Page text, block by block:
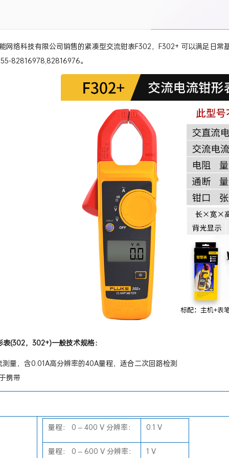
网络科技有限公司销售的紧凑型交流钳表F302，F302+ 可以满足日
82816978,82816976。
(302，302+)一般技术规格：
量，含0.01A高分辨率的40A量程，适合二次回路检测
携带
量程： 0 – 400 V 分辨率： 0.1 V
量程： 0 – 600 V 分辨率： 1 V